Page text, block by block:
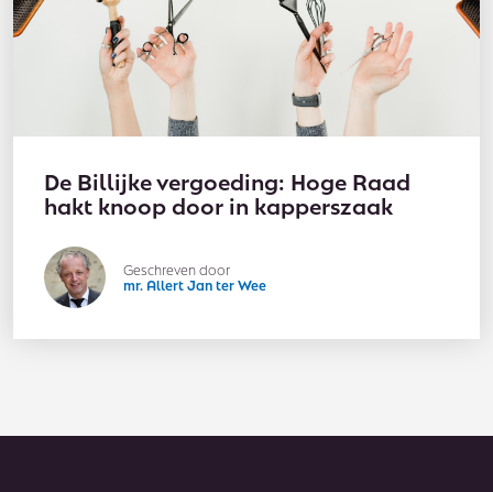
De Billijke vergoeding: Hoge Raad
hakt knoop door in kapperszaak
Geschreven door
mr. Allert Jan ter Wee